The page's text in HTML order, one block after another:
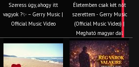
Szeress úgy, ahogy itt
vagyok ?✨ – Gerry Music |
Official Music Video
Életemben csak két nőt
szerettem - Gerry Music
(Official Music Video) |
Megható magyar dal